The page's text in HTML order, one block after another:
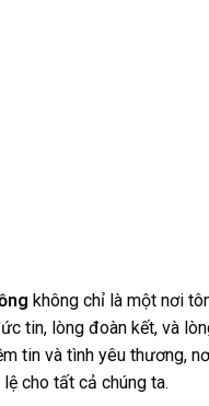
không chỉ là một nơi
tin, lòng đoàn kết, và
tin và tình yêu thương,
cho tất cả chúng ta.